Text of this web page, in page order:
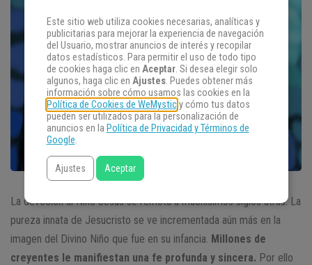
La devoción al Niño Jesús se remota a muchísimos siglos atrás. La
pureza innata de Jesucristo se ve incrementada aún más en la
imagen del Divino Niño que fue en su infancia. Millones de
creyentes le manifiestan una fe profunda y sincera. Por ello
Este sitio web utiliza cookies necesarias, analíticas y
publicitarias para mejorar la experiencia de navegación
del Usuario, mostrar anuncios de interés y recopilar
datos estadísticos. Para permitir el uso de todo tipo
de cookies haga clic en Aceptar. Si desea elegir solo
algunos, haga clic en Ajustes. Puedes obtener más
información sobre cómo usamos las cookies en la
Política de Cookies de WeMysticy cómo tus datos
pueden ser utilizados para la personalización de
anuncios en la Política de Privacidad y Términos de
Google.
Ajustes Aceptar